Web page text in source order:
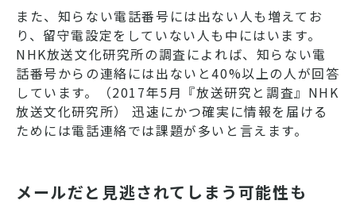
また、知らない電話番号には出ない人も増えてお
り、留守電設定をしていない人も中にはいます。
NHK放送文化研究所の調査によれば、知らない電
話番号からの連絡には出ないと40%以上の人が回答
しています。（2017年5月『放送研究と調査』NHK
放送文化研究所） 迅速にかつ確実に情報を届ける
ためには電話連絡では課題が多いと言えます。
メールだと見逃されてしまう可能性も